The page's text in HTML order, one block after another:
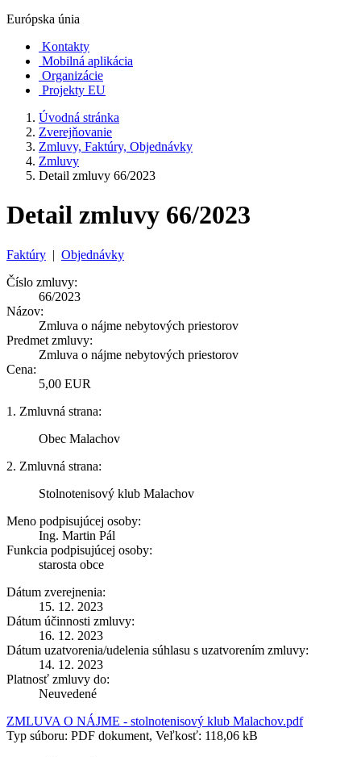
Európska únia
Kontakty
Mobilná aplikácia
Organizácie
Projekty EU
Úvodná stránka
Zverejňovanie
Zmluvy, Faktúry, Objednávky
Zmluvy
Detail zmluvy 66/2023
Detail zmluvy 66/2023
Faktúry | Objednávky
Číslo zmluvy:
66/2023
Názov:
Zmluva o nájme nebytových priestorov
Predmet zmluvy:
Zmluva o nájme nebytových priestorov
Cena:
5,00 EUR
1. Zmluvná strana:
Obec Malachov
2. Zmluvná strana:
Stolnotenisový klub Malachov
Meno podpisujúcej osoby:
Ing. Martin Pál
Funkcia podpisujúcej osoby:
starosta obce
Dátum zverejnenia:
15. 12. 2023
Dátum účinnosti zmluvy:
16. 12. 2023
Dátum uzatvorenia/udelenia súhlasu s uzatvorením zmluvy:
14. 12. 2023
Platnosť zmluvy do:
Neuvedené
ZMLUVA O NÁJME - stolnotenisový klub Malachov.pdf
Typ súboru: PDF dokument, Veľkosť: 118,06 kB